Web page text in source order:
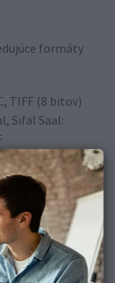
formáty
TIFF (8 bitov)
Sifal Saal:
obmedzení je
obmedzená.